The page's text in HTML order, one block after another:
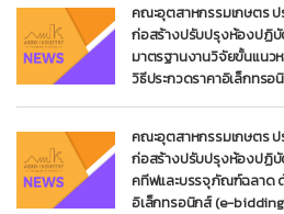
คณะอุตสาหกรรมเกษตร ป
ก่อสร้างปรับปรุงห้องปฏิบั
มาตรฐานงานวิจัยขั้นแนว
วิธีประกวดราคาอิเล็กทร
คณะอุตสาหกรรมเกษตร ป
ก่อสร้างปรับปรุงห้องปฏิ
คทีฟและบรรจุภัณฑ์ฉลาด
อิเล็กทรอนิกส์ (e-